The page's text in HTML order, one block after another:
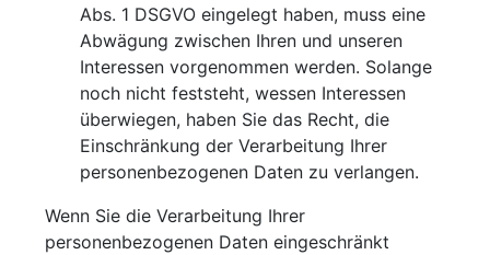
Abs. 1 DSGVO eingelegt haben, muss eine
Abwägung zwischen Ihren und unseren
Interessen vorgenommen werden. Solange
noch nicht feststeht, wessen Interessen
überwiegen, haben Sie das Recht, die
Einschränkung der Verarbeitung Ihrer
personenbezogenen Daten zu verlangen.
Wenn Sie die Verarbeitung Ihrer
personenbezogenen Daten eingeschränkt